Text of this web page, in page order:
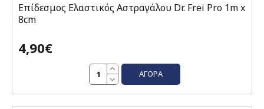
Επίδεσμος Ελαστικός Αστραγάλου Dr. Frei Pro 1m x
8cm
4,90€
ΑΓΟΡΆ